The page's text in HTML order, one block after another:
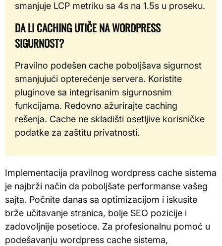
smanjuje LCP metriku sa 4s na 1.5s u proseku.
DA LI CACHING UTIČE NA WORDPRESS
SIGURNOST?
Pravilno podešen cache poboljšava sigurnost
smanjujući opterećenje servera. Koristite
pluginove sa integrisanim sigurnosnim
funkcijama. Redovno ažurirajte caching
rešenja. Cache ne skladišti osetljive korisničke
podatke za zaštitu privatnosti.
Implementacija pravilnog wordpress cache sistema
je najbrži način da poboljšate performanse vašeg
sajta. Počnite danas sa optimizacijom i iskusite
brže učitavanje stranica, bolje SEO pozicije i
zadovoljnije posetioce. Za profesionalnu pomoć u
podešavanju wordpress cache sistema,